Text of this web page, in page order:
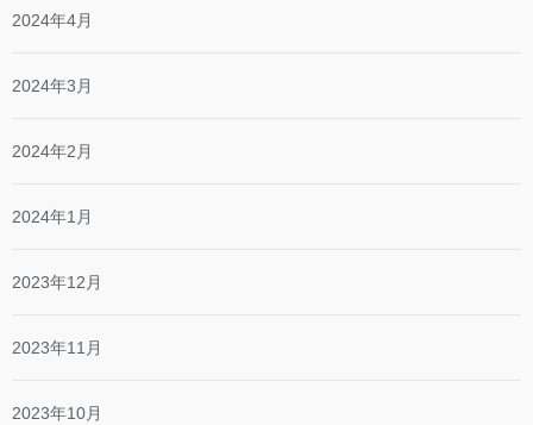
2024年4月
2024年3月
2024年2月
2024年1月
2023年12月
2023年11月
2023年10月